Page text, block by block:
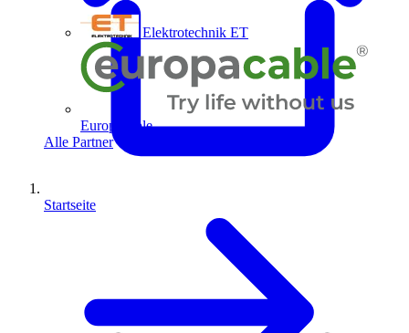
Elektrotechnik ET
Europacable
Alle Partner
Startseite